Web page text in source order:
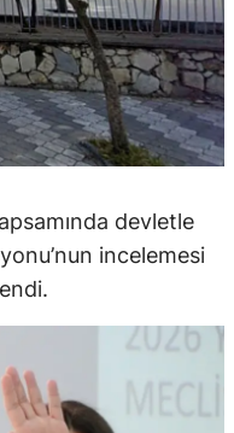
devletle
incelemesi